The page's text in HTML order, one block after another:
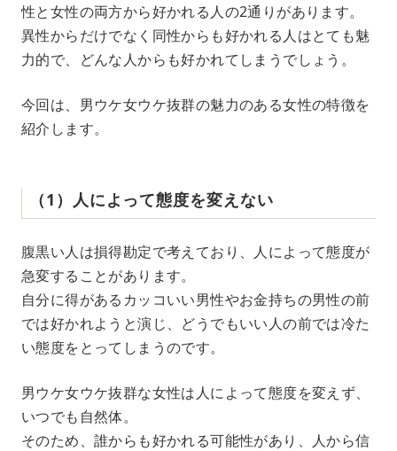
性と女性の両方から好かれる人の2通りがあります。
異性からだけでなく同性からも好かれる人はとても魅
力的で、どんな人からも好かれてしまうでしょう。
今回は、男ウケ女ウケ抜群の魅力のある女性の特徴を
紹介します。
（1）人によって態度を変えない
腹黒い人は損得勘定で考えており、人によって態度が
急変することがあります。
自分に得があるカッコいい男性やお金持ちの男性の前
では好かれようと演じ、どうでもいい人の前では冷た
い態度をとってしまうのです。
男ウケ女ウケ抜群な女性は人によって態度を変えず、
いつでも自然体。
そのため、誰からも好かれる可能性があり、人から信